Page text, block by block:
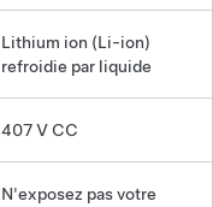
Lithium ion (Li-ion)
refroidie par liquide
407 V CC
N'exposez pas votre